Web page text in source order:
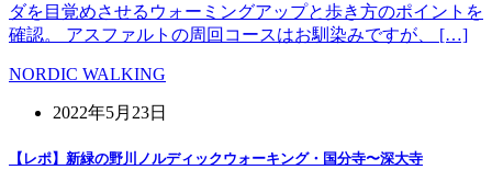
ダを目覚めさせるウォーミングアップと歩き方のポイントを
確認。 アスファルトの周回コースはお馴染みですが、 […]
NORDIC WALKING
2022年5月23日
【レポ】新緑の野川ノルディックウォーキング・国分寺〜深大寺